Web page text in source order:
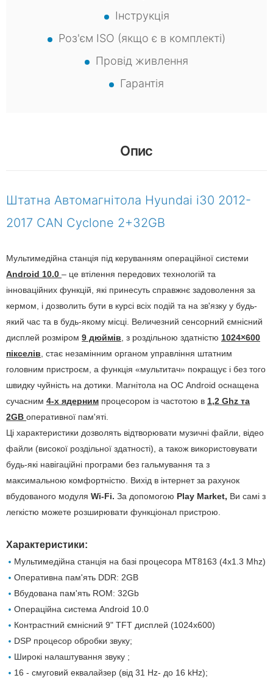
Інструкція
Роз'єм ISO (якщо є в комплекті)
Провід живлення
Гарантія
Опис
Штатна Автомагнітола Hyundai i30 2012-
2017 CAN Cyclone 2+32GB
Мультимедійна станція під керуванням операційної системи
Android 10.0 – це втілення передових технологій та
інноваційних функцій, які принесуть справжнє задоволення за
кермом, і дозволить бути в курсі всіх подій та на зв'язку у будь-
який час та в будь-якому місці. Величезний сенсорний ємнісний
дисплей розміром 9 дюймів , з роздільною здатністю 1024×600
пікселів , стає незамінним органом управління штатним
головним пристроєм, а функція «мультитач» покращує і без того
швидку чуйність на дотики. Магнітола на ОС Android оснащена
сучасним 4-х ядерним процесором із частотою в 1,2 Ghz та
2GB оперативної пам'яті.
Ці характеристики дозволять відтворювати музичні файли, відео
файли (високої роздільної здатності), а також використовувати
будь-які навігаційні програми без гальмування та з
максимальною комфортністю. Вихід в інтернет за рахунок
вбудованого модуля Wi-Fi. За допомогою Play Market, Ви самі з
легкістю можете розширювати функціонал пристрою.
Характеристики:
Мультимедійна станція на базі процесора MT8163 (4x1.3 Mhz)
Оперативна пам'ять DDR: 2GB
Вбудована пам'ять ROM: 32Gb
Операційна система Android 10.0
Контрастний ємнісний 9" TFT дисплей (1024х600)
DSP процесор обробки звуку;
Широкі налаштування звуку ;
16 - смуговий еквалайзер (від 31 Hz- до 16 kHz);